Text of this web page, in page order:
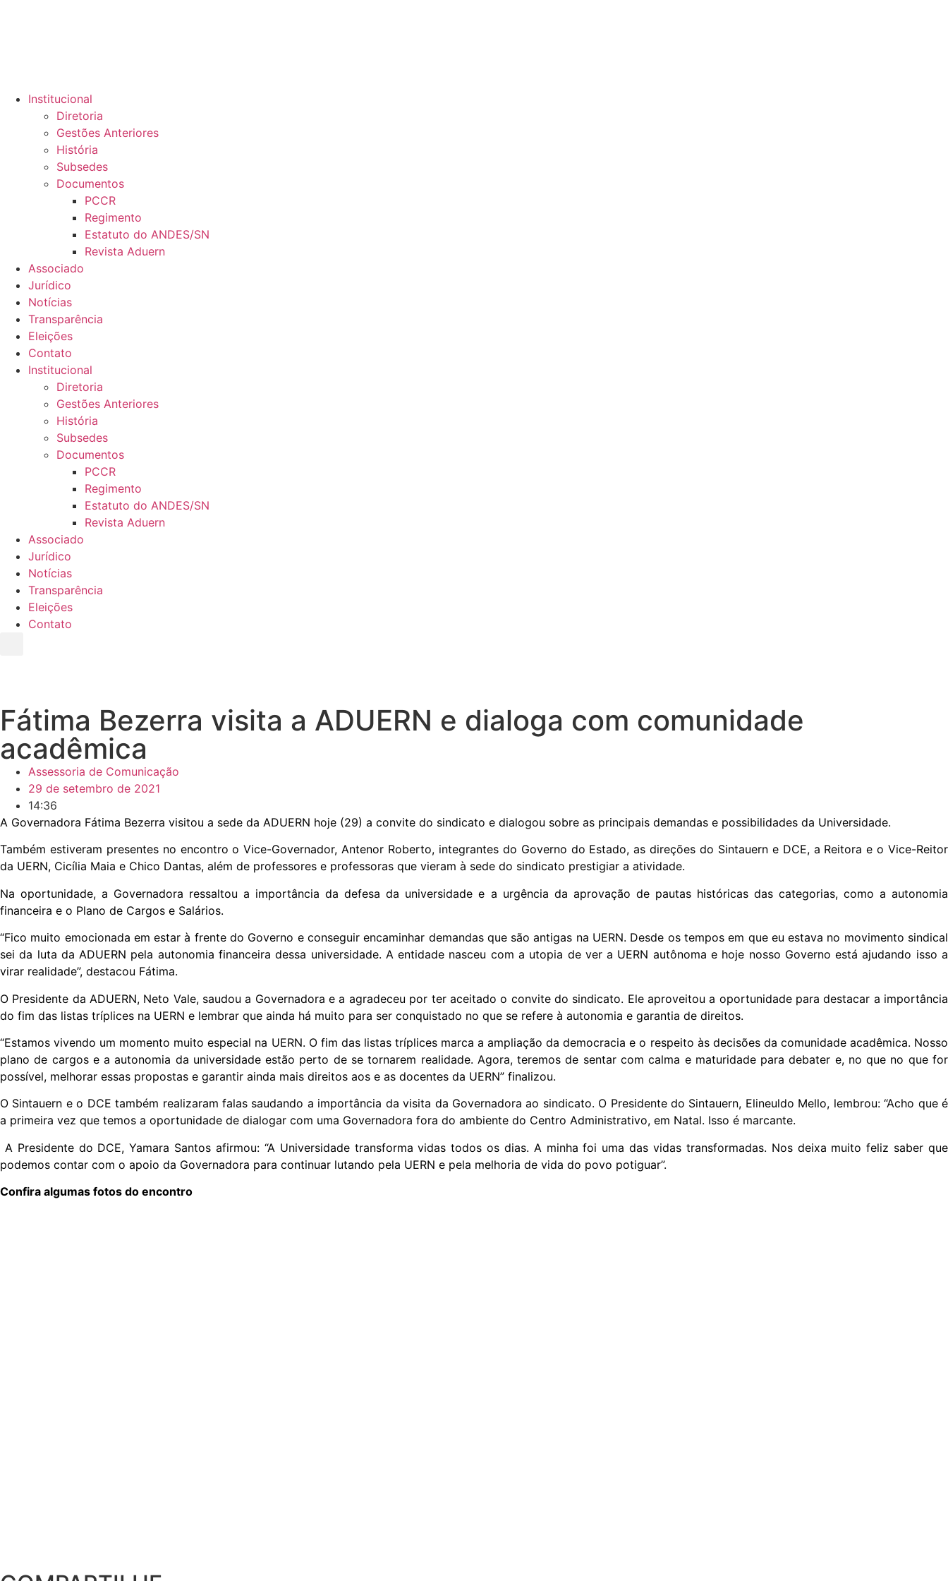
Institucional
Diretoria
Gestões Anteriores
História
Subsedes
Documentos
PCCR
Regimento
Estatuto do ANDES/SN
Revista Aduern
Associado
Jurídico
Notícias
Transparência
Eleições
Contato
Institucional
Diretoria
Gestões Anteriores
História
Subsedes
Documentos
PCCR
Regimento
Estatuto do ANDES/SN
Revista Aduern
Associado
Jurídico
Notícias
Transparência
Eleições
Contato
Fátima Bezerra visita a ADUERN e dialoga com comunidade
acadêmica
Assessoria de Comunicação
29 de setembro de 2021
14:36
A Governadora Fátima Bezerra visitou a sede da ADUERN hoje (29) a convite do sindicato e dialogou sobre as principais demandas e possibilidades da Universidade.
Também estiveram presentes no encontro o Vice-Governador, Antenor Roberto, integrantes do Governo do Estado, as direções do Sintauern e DCE, a Reitora e o Vice-Reitor
da UERN, Cicília Maia e Chico Dantas, além de professores e professoras que vieram à sede do sindicato prestigiar a atividade.
Na oportunidade, a Governadora ressaltou a importância da defesa da universidade e a urgência da aprovação de pautas históricas das categorias, como a autonomia
financeira e o Plano de Cargos e Salários.
“Fico muito emocionada em estar à frente do Governo e conseguir encaminhar demandas que são antigas na UERN. Desde os tempos em que eu estava no movimento sindical
sei da luta da ADUERN pela autonomia financeira dessa universidade. A entidade nasceu com a utopia de ver a UERN autônoma e hoje nosso Governo está ajudando isso a
virar realidade”, destacou Fátima.
O Presidente da ADUERN, Neto Vale, saudou a Governadora e a agradeceu por ter aceitado o convite do sindicato. Ele aproveitou a oportunidade para destacar a importância
do fim das listas tríplices na UERN e lembrar que ainda há muito para ser conquistado no que se refere à autonomia e garantia de direitos.
“Estamos vivendo um momento muito especial na UERN. O fim das listas tríplices marca a ampliação da democracia e o respeito às decisões da comunidade acadêmica. Nosso
plano de cargos e a autonomia da universidade estão perto de se tornarem realidade. Agora, teremos de sentar com calma e maturidade para debater e, no que no que for
possível, melhorar essas propostas e garantir ainda mais direitos aos e as docentes da UERN” finalizou.
O Sintauern e o DCE também realizaram falas saudando a importância da visita da Governadora ao sindicato. O Presidente do Sintauern, Elineuldo Mello, lembrou: “Acho que é
a primeira vez que temos a oportunidade de dialogar com uma Governadora fora do ambiente do Centro Administrativo, em Natal. Isso é marcante.
A Presidente do DCE, Yamara Santos afirmou: “A Universidade transforma vidas todos os dias. A minha foi uma das vidas transformadas. Nos deixa muito feliz saber que
podemos contar com o apoio da Governadora para continuar lutando pela UERN e pela melhoria de vida do povo potiguar”.
Confira algumas fotos do encontro